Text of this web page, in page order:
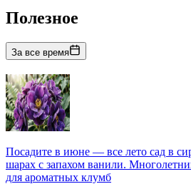
Полезное
За все время
Посадите в июне — все лето сад в
шарах с запахом ванили.
для ароматных клумб